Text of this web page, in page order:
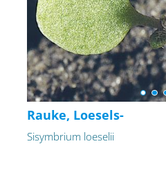
Rauke, Loesels-
Sisymbrium loeselii